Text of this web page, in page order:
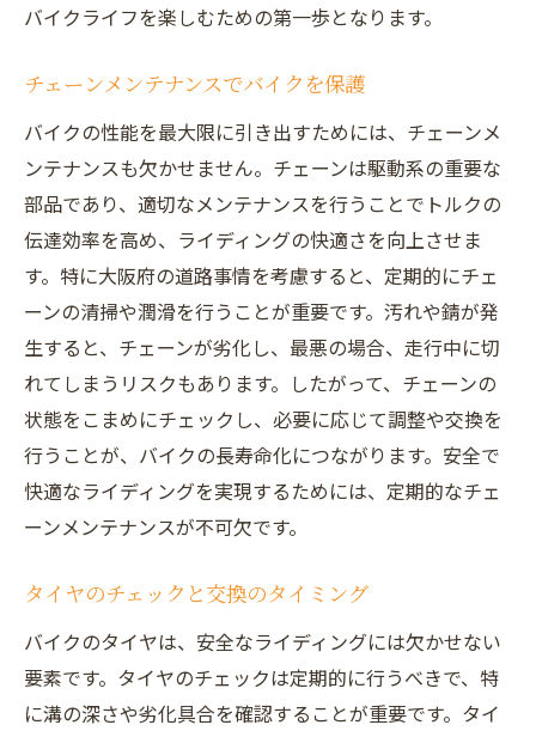
バイクライフを楽しむための第一歩となります。
チェーンメンテナンスでバイクを保護
バイクの性能を最大限に引き出すためには、チェーンメ
ンテナンスも欠かせません。チェーンは駆動系の重要な
部品であり、適切なメンテナンスを行うことでトルクの
伝達効率を高め、ライディングの快適さを向上させま
す。特に大阪府の道路事情を考慮すると、定期的にチェ
ーンの清掃や潤滑を行うことが重要です。汚れや錆が発
生すると、チェーンが劣化し、最悪の場合、走行中に切
れてしまうリスクもあります。したがって、チェーンの
状態をこまめにチェックし、必要に応じて調整や交換を
行うことが、バイクの長寿命化につながります。安全で
快適なライディングを実現するためには、定期的なチェ
ーンメンテナンスが不可欠です。
タイヤのチェックと交換のタイミング
バイクのタイヤは、安全なライディングには欠かせない
要素です。タイヤのチェックは定期的に行うべきで、特
に溝の深さや劣化具合を確認することが重要です。タイ